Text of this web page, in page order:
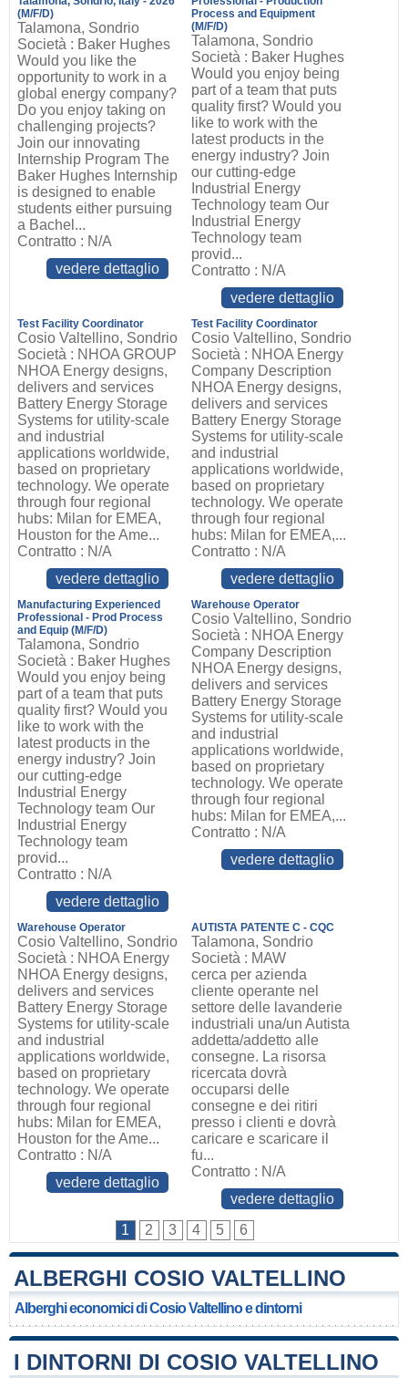
(M/F/D)
Talamona, Sondrio
Società : Baker Hughes
Would you like the
opportunity to work in a
global energy company?
Do you enjoy taking on
challenging projects?
Join our innovating
Internship Program The
Baker Hughes Internship
is designed to enable
students either pursuing
a Bachel...
Contratto : N/A
vedere dettaglio
Process and Equipment
(M/F/D)
Talamona, Sondrio
Società : Baker Hughes
Would you enjoy being
part of a team that puts
quality first? Would you
like to work with the
latest products in the
energy industry? Join
our cutting-edge
Industrial Energy
Technology team Our
Industrial Energy
Technology team
provid...
Contratto : N/A
vedere dettaglio
Test Facility Coordinator
Cosio Valtellino, Sondrio
Società : NHOA GROUP
NHOA Energy designs,
delivers and services
Battery Energy Storage
Systems for utility-scale
and industrial
applications worldwide,
based on proprietary
technology. We operate
through four regional
hubs: Milan for EMEA,
Houston for the Ame...
Contratto : N/A
vedere dettaglio
Test Facility Coordinator
Cosio Valtellino, Sondrio
Società : NHOA Energy
Company Description
NHOA Energy designs,
delivers and services
Battery Energy Storage
Systems for utility-scale
and industrial
applications worldwide,
based on proprietary
technology. We operate
through four regional
hubs: Milan for EMEA,...
Contratto : N/A
vedere dettaglio
Manufacturing Experienced
Professional - Prod Process
and Equip (M/F/D)
Talamona, Sondrio
Società : Baker Hughes
Would you enjoy being
part of a team that puts
quality first? Would you
like to work with the
latest products in the
energy industry? Join
our cutting-edge
Industrial Energy
Technology team Our
Industrial Energy
Technology team
provid...
Contratto : N/A
vedere dettaglio
Warehouse Operator
Cosio Valtellino, Sondrio
Società : NHOA Energy
Company Description
NHOA Energy designs,
delivers and services
Battery Energy Storage
Systems for utility-scale
and industrial
applications worldwide,
based on proprietary
technology. We operate
through four regional
hubs: Milan for EMEA,...
Contratto : N/A
vedere dettaglio
Warehouse Operator
Cosio Valtellino, Sondrio
Società : NHOA Energy
NHOA Energy designs,
delivers and services
Battery Energy Storage
Systems for utility-scale
and industrial
applications worldwide,
based on proprietary
technology. We operate
through four regional
hubs: Milan for EMEA,
Houston for the Ame...
Contratto : N/A
vedere dettaglio
AUTISTA PATENTE C - CQC
Talamona, Sondrio
Società : MAW
cerca per azienda
cliente operante nel
settore delle lavanderie
industriali una/un Autista
addetta/addetto alle
consegne. La risorsa
ricercata dovrà
occuparsi delle
consegne e dei ritiri
presso i clienti e dovrà
caricare e scaricare il
fu...
Contratto : N/A
vedere dettaglio
1
2 3 4 5 6
ALBERGHI COSIO VALTELLINO
Alberghi economici di Cosio Valtellino e dintorni
I DINTORNI DI COSIO VALTELLINO